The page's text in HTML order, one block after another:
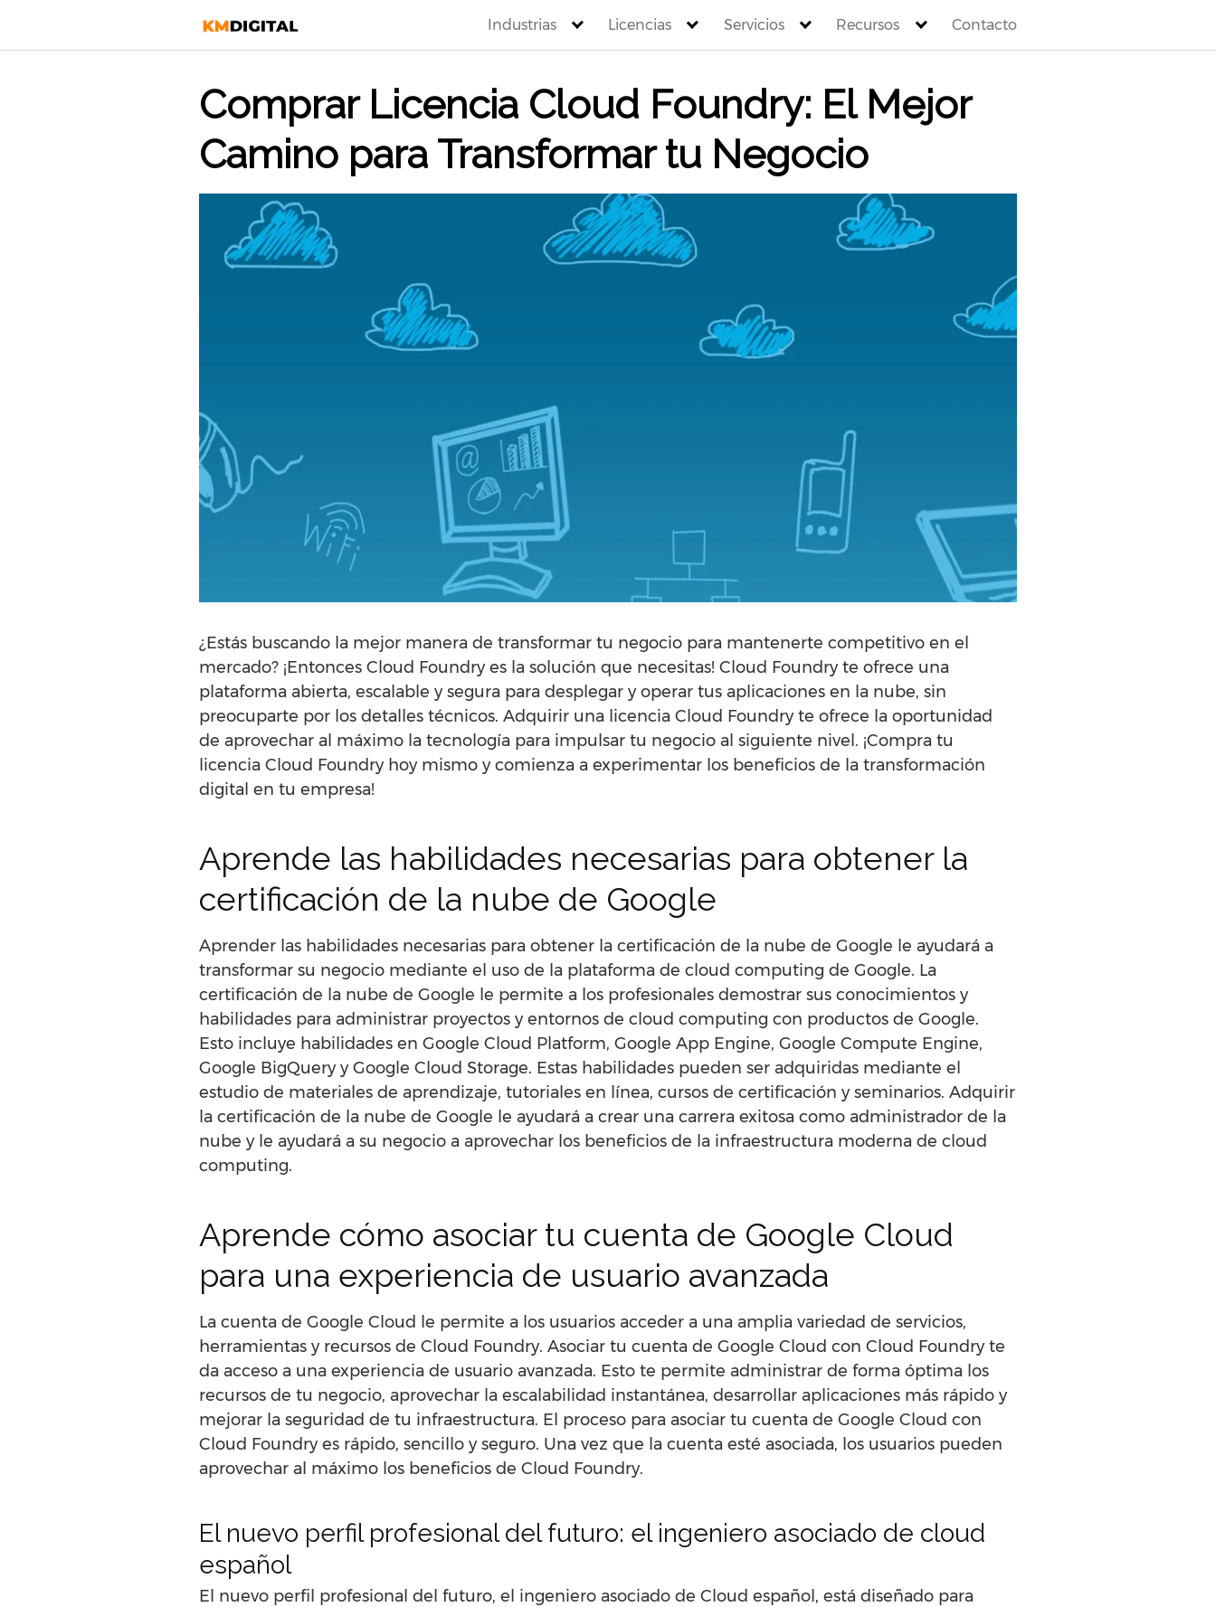
contenido
Industrias Licencias Servicios Recursos Contacto
Comprar Licencia Cloud Foundry: El Mejor
Camino para Transformar tu Negocio
¿Estás buscando la mejor manera de transformar tu negocio para mantenerte competitivo en el
mercado? ¡Entonces Cloud Foundry es la solución que necesitas! Cloud Foundry te ofrece una
plataforma abierta, escalable y segura para desplegar y operar tus aplicaciones en la nube, sin
preocuparte por los detalles técnicos. Adquirir una licencia Cloud Foundry te ofrece la oportunidad
de aprovechar al máximo la tecnología para impulsar tu negocio al siguiente nivel. ¡Compra tu
licencia Cloud Foundry hoy mismo y comienza a experimentar los beneficios de la transformación
digital en tu empresa!
Aprende las habilidades necesarias para obtener la
certificación de la nube de Google
Aprender las habilidades necesarias para obtener la certificación de la nube de Google le ayudará a
transformar su negocio mediante el uso de la plataforma de cloud computing de Google. La
certificación de la nube de Google le permite a los profesionales demostrar sus conocimientos y
habilidades para administrar proyectos y entornos de cloud computing con productos de Google.
Esto incluye habilidades en Google Cloud Platform, Google App Engine, Google Compute Engine,
Google BigQuery y Google Cloud Storage. Estas habilidades pueden ser adquiridas mediante el
estudio de materiales de aprendizaje, tutoriales en línea, cursos de certificación y seminarios. Adquirir
la certificación de la nube de Google le ayudará a crear una carrera exitosa como administrador de la
nube y le ayudará a su negocio a aprovechar los beneficios de la infraestructura moderna de cloud
computing.
Aprende cómo asociar tu cuenta de Google Cloud
para una experiencia de usuario avanzada
La cuenta de Google Cloud le permite a los usuarios acceder a una amplia variedad de servicios,
herramientas y recursos de Cloud Foundry. Asociar tu cuenta de Google Cloud con Cloud Foundry te
da acceso a una experiencia de usuario avanzada. Esto te permite administrar de forma óptima los
recursos de tu negocio, aprovechar la escalabilidad instantánea, desarrollar aplicaciones más rápido y
mejorar la seguridad de tu infraestructura. El proceso para asociar tu cuenta de Google Cloud con
Cloud Foundry es rápido, sencillo y seguro. Una vez que la cuenta esté asociada, los usuarios pueden
aprovechar al máximo los beneficios de Cloud Foundry.
El nuevo perfil profesional del futuro: el ingeniero asociado de cloud
español
El nuevo perfil profesional del futuro, el ingeniero asociado de Cloud español, está diseñado para